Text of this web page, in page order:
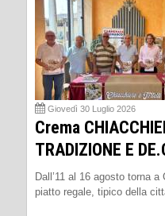
Giovedì 30 Luglio 2026
Crema
TRADIZIONE E
Dall’11 al 16 agosto torna a
piatto regale, tipico della